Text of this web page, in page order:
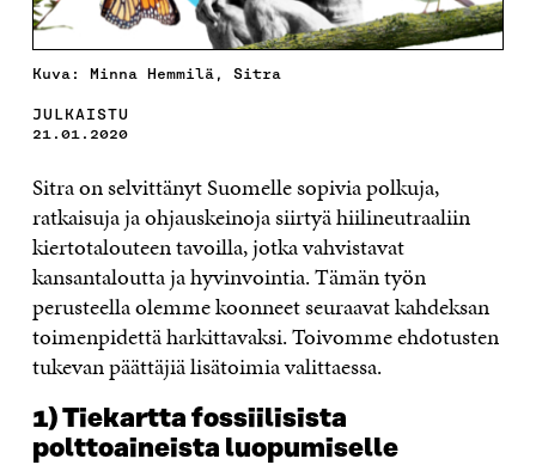
Kuva: Minna Hemmilä, Sitra
JULKAISTU
21.01.2020
Sitra on selvittänyt Suomelle sopivia polkuja,
ratkaisuja ja ohjauskeinoja siirtyä hiilineutraaliin
kiertotalouteen tavoilla, jotka vahvistavat
kansantaloutta ja hyvinvointia. Tämän työn
perusteella olemme koonneet seuraavat kahdeksan
toimenpidettä harkittavaksi. Toivomme ehdotusten
tukevan päättäjiä lisätoimia valittaessa.
1) Tiekartta fossiilisista
polttoaineista luopumiselle